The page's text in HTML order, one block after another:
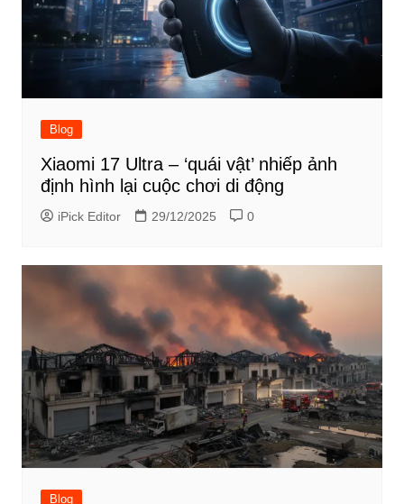
Blog
Xiaomi 17 Ultra – ‘quái vật’ nhiếp ảnh
định hình lại cuộc chơi di động
iPick Editor 29/12/2025 0
Blog